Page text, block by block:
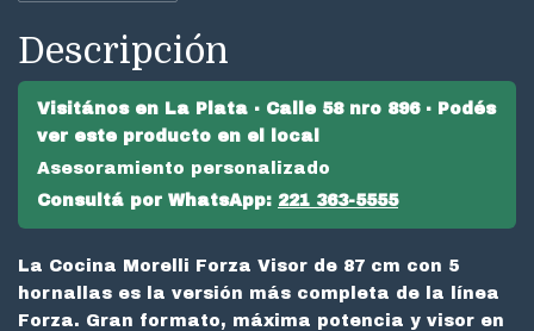
Descripción
Visitános en La Plata · Calle 58 nro 896 · Podés
ver este producto en el local
Asesoramiento personalizado
Consultá por WhatsApp: 221 363-5555
La Cocina Morelli Forza Visor de 87 cm con 5
hornallas es la versión más completa de la línea
Forza. Gran formato, máxima potencia y visor en